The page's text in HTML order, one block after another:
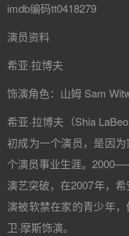
imdb编码tt0418279
演员资料
希亚·拉博夫
饰演角色：山姆 Sam
希亚·拉博夫（Shia
初成为一个演员，是因
个演员事业生涯。
演艺突破，在2007年，
演被软禁在家的青少年
卫·摩斯饰演。